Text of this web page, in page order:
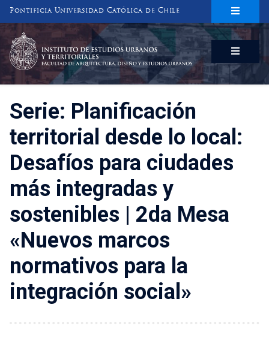
Pontificia Universidad Católica de Chile
INSTITUTO DE ESTUDIOS URBANOS
Y TERRITORIALES
FACULTAD DE ARQUITECTURA, DISEÑO Y ESTUDIOS URBANOS
Serie: Planificación
territorial desde lo local:
Desafíos para ciudades
más integradas y
sostenibles | 2da Mesa
«Nuevos marcos
normativos para la
integración social»